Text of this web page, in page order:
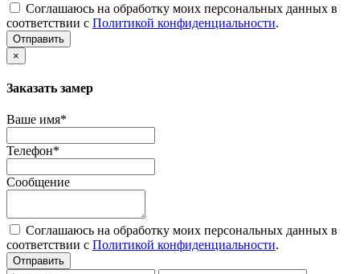
Соглашаюсь на обработку моих персональных данных в
соответствии с Политикой конфиденциальности.
Отправить
×
Заказать замер
Ваше имя*
Телефон*
Сообщение
Соглашаюсь на обработку моих персональных данных в
соответствии с Политикой конфиденциальности.
Отправить